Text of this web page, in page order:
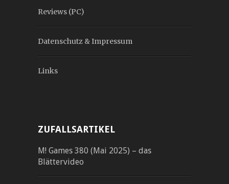
Reviews (PC)
Datenschutz & Impressum
Links
ZUFALLSARTIKEL
M! Games 380 (Mai 2025) – das
Blättervideo